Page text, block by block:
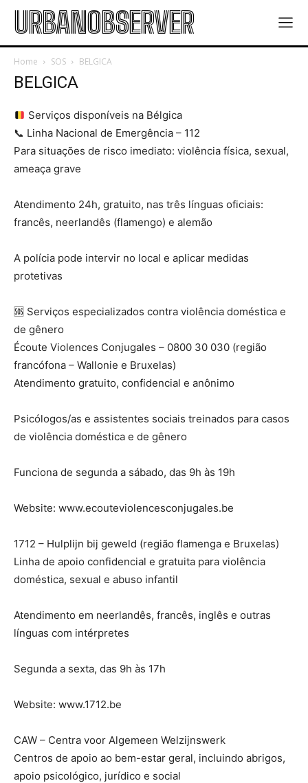
URBANOBSERVER
Home SOS BELGICA
BELGICA
Serviços disponíveis na Bélgica
📞 Linha Nacional de Emergência – 112
Para situações de risco imediato: violência física, sexual,
ameaça grave
Atendimento 24h, gratuito, nas três línguas oficiais:
francês, neerlandês (flamengo) e alemão
A polícia pode intervir no local e aplicar medidas
protetivas
🆘 Serviços especializados contra violência doméstica e
de gênero
Écoute Violences Conjugales – 0800 30 030 (região
francófona – Wallonie e Bruxelas)
Atendimento gratuito, confidencial e anônimo
Psicólogos/as e assistentes sociais treinados para casos
de violência doméstica e de gênero
Funciona de segunda a sábado, das 9h às 19h
Website: www.ecouteviolencesconjugales.be
1712 – Hulplijn bij geweld (região flamenga e Bruxelas)
Linha de apoio confidencial e gratuita para violência
doméstica, sexual e abuso infantil
Atendimento em neerlandês, francês, inglês e outras
línguas com intérpretes
Segunda a sexta, das 9h às 17h
Website: www.1712.be
CAW – Centra voor Algemeen Welzijnswerk
Centros de apoio ao bem-estar geral, incluindo abrigos,
apoio psicológico, jurídico e social